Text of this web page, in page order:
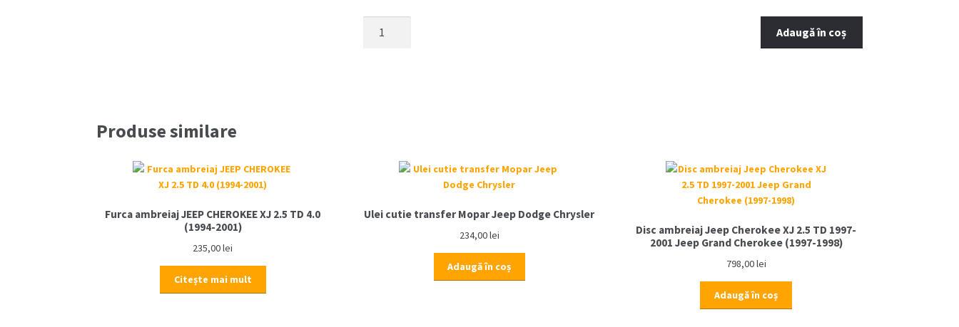
Grand
Adaugă în coș
Produse similare
Furca ambreiaj JEEP CHEROKEE XJ 2.5 TD 4.0
(1994-2001)
235,00lei
Citește mai mult
Ulei cutie transfer Mopar Jeep Dodge Chrysler
234,00lei
Adaugă în coș
Disc ambreiaj Jeep Cherokee XJ 2.5 TD 1997-
2001 Jeep Grand Cherokee (1997-1998)
798,00lei
Adaugă în coș